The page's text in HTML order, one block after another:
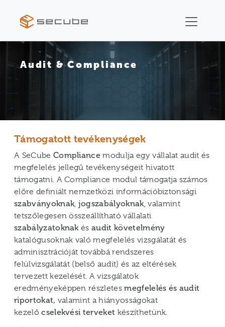
Audit & Compliance
Támogatott tevékenységek
A SeCube Compliance modulja egy vállalat audit és
megfelelés jellegű tevékenységeit hivatott
támogatni. A Compliance modul támogatja számos
előre definiált nemzetközi információbiztonsági
szabványoknak, jogszabályoknak, valamint
tetszőlegesen összeállítható vállalati
szabályzatoknakésaudit követelmény
katalógusoknak való megfelelés vizsgálatát és
adminisztrációját továbbá rendszeres
felülvizsgálatát (belső audit) és az eltérések
tervezett kezelését. A vizsgálatok
eredményeképpen részletesmegfelelés és audit
riportokat, valamint a hiányosságokat
kezelőcselekvési terveket készíthetünk.